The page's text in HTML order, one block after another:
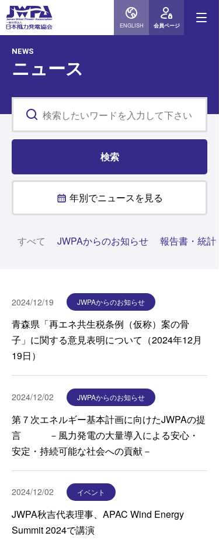
ENGLISH 会員ページ
NEWS
ニュース
年別でニュースを見る
すべて JWPAからのお知らせ 報告書・統計
2024/12/19 JWPAからのお知らせ
青森県「再エネ共生税条例（仮称）案の骨
子」に関する意見表明について（2024年12月
19日）
2024/12/02 JWPAからのお知らせ
第７次エネルギー基本計画に向けたJWPAの提
言 －風力発電の大量導入による安心・
安定・持続可能な社会への貢献－
2024/12/02 イベント
JWPA秋吉代表理事、APAC Wind Energy
Summit 2024で講演